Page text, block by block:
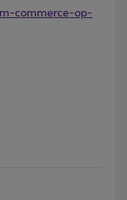
commerce-op-